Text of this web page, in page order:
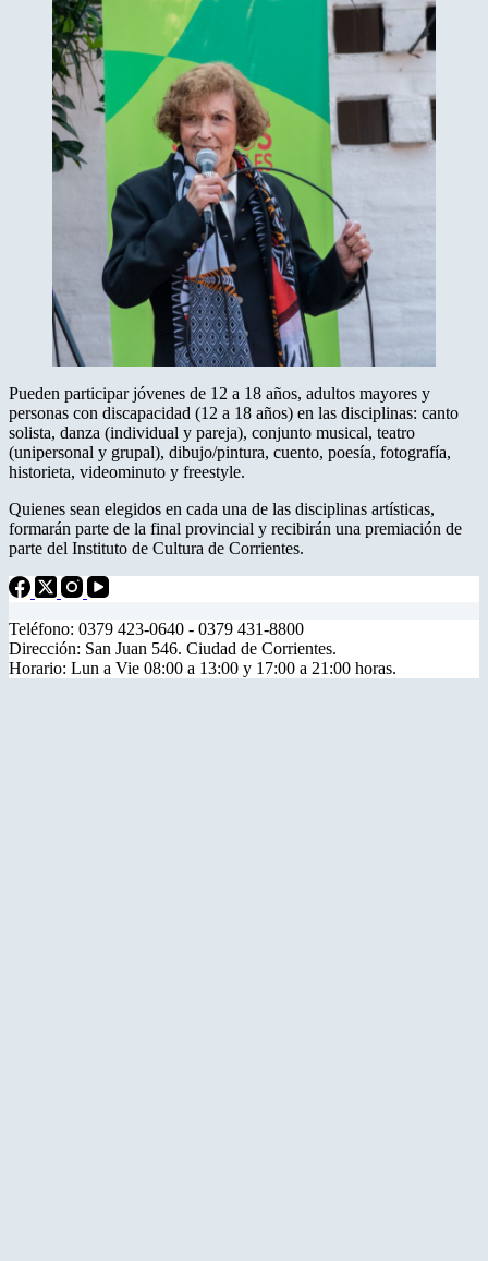
Pueden participar jóvenes de 12 a 18 años, adultos mayores y
personas con discapacidad (12 a 18 años) en las disciplinas: canto
solista, danza (individual y pareja), conjunto musical, teatro
(unipersonal y grupal), dibujo/pintura, cuento, poesía, fotografía,
historieta, videominuto y freestyle.
Quienes sean elegidos en cada una de las disciplinas artísticas,
formarán parte de la final provincial y recibirán una premiación de
parte del Instituto de Cultura de Corrientes.
Teléfono: 0379 423-0640 - 0379 431-8800
Dirección: San Juan 546. Ciudad de Corrientes.
Horario: Lun a Vie 08:00 a 13:00 y 17:00 a 21:00 horas.